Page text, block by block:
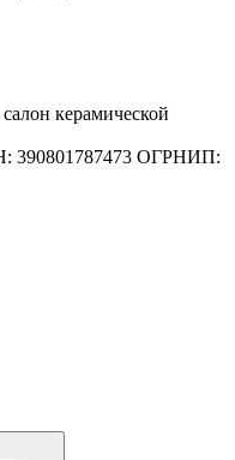
керамической
390801787473 ОГРНИП: